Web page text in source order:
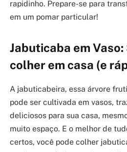
rapidinho. Prepare-se para
em um pomar particular!
Jabuticaba em
colher em casa (e
A jabuticabeira, essa árvore
pode ser cultivada em vasos,
deliciosos para sua casa,
muito espaço. E o melhor de
certos, você pode colher